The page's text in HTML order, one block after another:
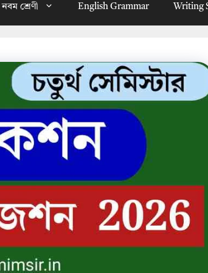
নবম শ্রেণী English Grammar Writing